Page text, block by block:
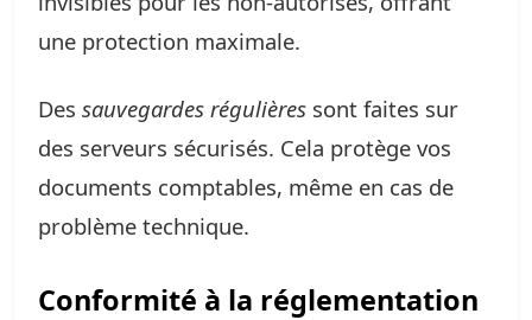
une protection maximale.
Des sauvegardes régulières sont faites sur
des serveurs sécurisés. Cela protège vos
documents comptables, même en cas de
problème technique.
Conformité à la réglementation